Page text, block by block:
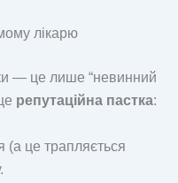
лікарю
— це лише “невинний
репутаційна пастка:
(а це трапляється